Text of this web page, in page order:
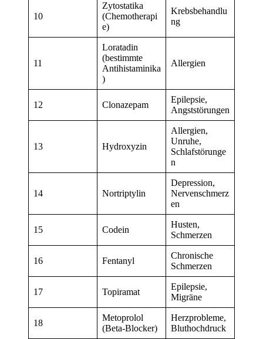
10
Zytostatika
(Chemotherapi
e)
Krebsbehandlu
ng
11
Loratadin
(bestimmte
Antihistaminika
)
Allergien
12 Clonazepam
Epilepsie,
Angststörungen
13 Hydroxyzin
Allergien,
Unruhe,
Schlafstörunge
n
14 Nortriptylin
Depression,
Nervenschmerz
en
15 Codein
Husten,
Schmerzen
16 Fentanyl
Chronische
Schmerzen
17 Topiramat
Epilepsie,
Migräne
18
Metoprolol
(Beta-Blocker)
Herzprobleme,
Bluthochdruck